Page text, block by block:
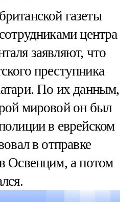
газеты
центра
заявляют, что
преступника
По их данным,
мировой он был
в еврейском
в отправке
Освенцим, а потом